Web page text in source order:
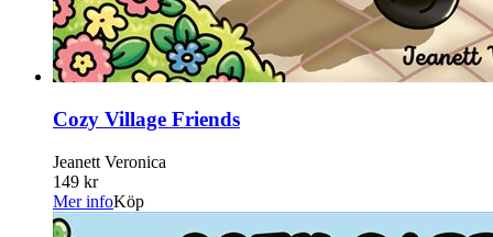
Cozy Village Friends
Jeanett Veronica
149 kr
Mer infoKöp